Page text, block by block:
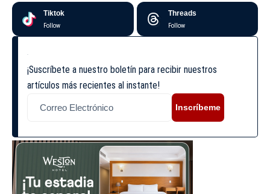
Tiktok
Follow
Threads
Follow
¡Suscríbete a nuestro boletín para recibir nuestros
artículos más recientes al instante!
Inscríbeme